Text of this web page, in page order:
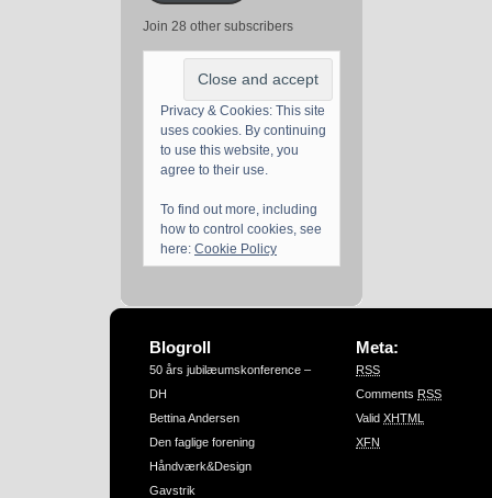
Join 28 other subscribers
Privacy & Cookies: This site
uses cookies. By continuing
to use this website, you
agree to their use.
To find out more, including
how to control cookies, see
here: Cookie Policy
Blogroll
50 års jubilæumskonference –
DH
Bettina Andersen
Den faglige forening
Håndværk&Design
Gavstrik
Meta:
RSS
Comments RSS
Valid XHTML
XFN